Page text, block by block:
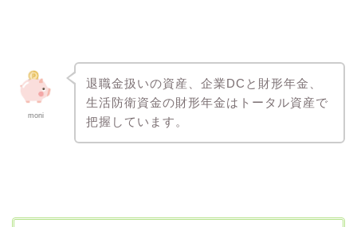
moni
退職金扱いの資産、企業DCと財形年金、
生活防衛資金の財形年金はトータル資産で
把握しています。